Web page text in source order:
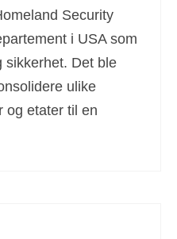
Security
i USA som
sikkerhet. Det ble
ulike
og etater til en